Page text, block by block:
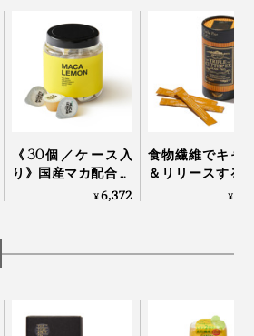
れるビタミン群やオリゴ糖などが
化成分が肌ダメージを抑えるのに
』を食べ続けている人にアンケ
購入理由は「安眠のため」「お肌
《30個／ケース入
り》国産マカ配合 夜
はハイボール、朝は
¥6,372
食物繊維でキャ
＆リリースする
リプルカッター
¥